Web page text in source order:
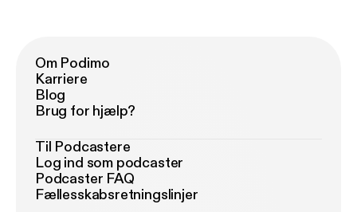
Om Podimo
Karriere
Blog
Brug for hjælp?
Til Podcastere
Log ind som podcaster
Podcaster FAQ
Fællesskabsretningslinjer